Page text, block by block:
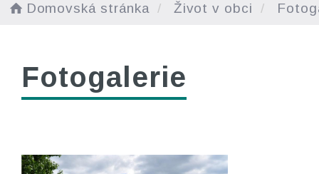
Domovská stránka Život v obci
Fotogalerie